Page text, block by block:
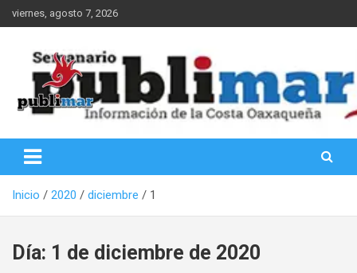
Saltar
al
viernes, agosto 7, 2026
PubliMar
Inicio 2020 diciembre 1
Día: 1 de diciembre de 2020